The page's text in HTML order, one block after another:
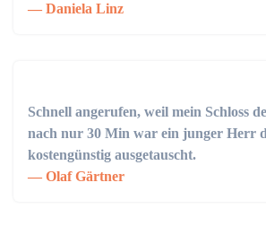
Daniela Linz
Schnell angerufen, weil mein Schloss
nach nur 30 Min war ein junger Herr
kostengünstig ausgetauscht.
Olaf Gärtner